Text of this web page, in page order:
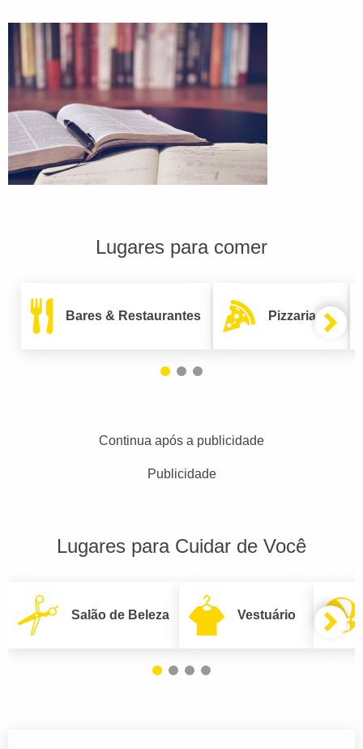
Lugares para comer
Bares & Restaurantes Pizzarias
Continua após a publicidade
Publicidade
Lugares para Cuidar de Você
Salão de Beleza Vestuário